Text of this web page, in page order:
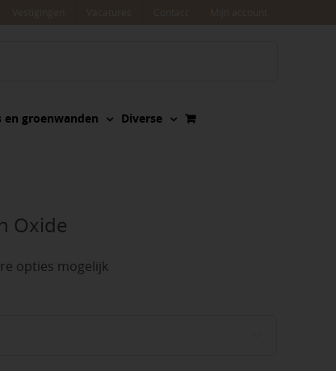
en groenwanden Diverse
Oxide
opties mogelijk